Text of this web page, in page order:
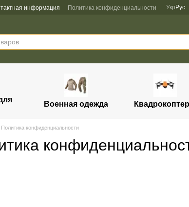
информация Политика конфиденциальности Укр Рус
Военная одежда
Политика конфиденциальности